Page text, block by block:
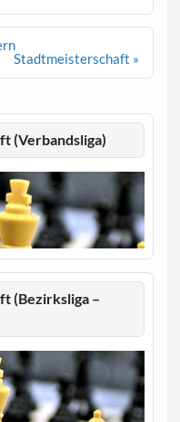
Stadtmeisterschaft »
(Verbandsliga)
(Bezirksliga –